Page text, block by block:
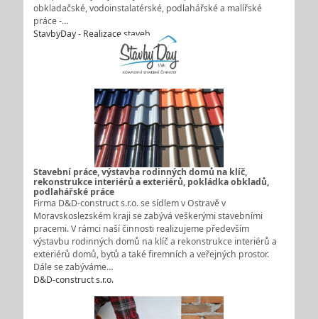
obkladačské, vodoinstalatérské, podlahářské a malířské
práce -…
StavbyDay - Realizace staveb
Stavební práce, výstavba rodinných domů na klíč,
rekonstrukce interiérů a exteriérů, pokládka obkladů,
podlahářské práce
Firma D&D-construct s.r.o. se sídlem v Ostravě v
Moravskoslezském kraji se zabývá veškerými stavebními
pracemi. V rámci naší činnosti realizujeme především
výstavbu rodinných domů na klíč a rekonstrukce interiérů a
exteriérů domů, bytů a také firemních a veřejných prostor.
Dále se zabýváme…
D&D-construct s.r.o.